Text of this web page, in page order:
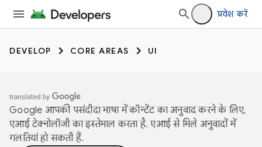
प्रवेश करें
DEVELOP CORE AREAS UI
Google आपकी पसंदीदा भाषा में कॉन्टेंट का अनुवाद करने के लिए,
एआई टेक्नोलॉजी का इस्तेमाल करता है. एआई से मिले अनुवादों में
गलतियां हो सकती हैं.